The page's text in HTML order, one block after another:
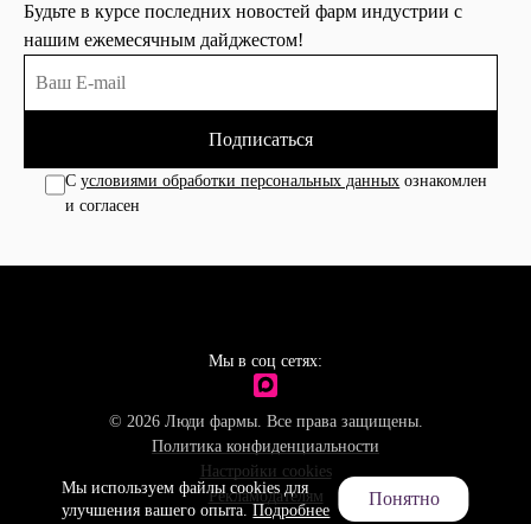
Будьте в курсе последних новостей фарм индустрии с
нашим ежемесячным дайджестом!
Подписаться
Сусловиями обработки персональных данных ознакомлен
и согласен
Мы в соц сетях:
© 2026 Люди фармы. Все права защищены.
Политика конфиденциальности
Настройки cookies
Рекламодателям
Мы используем файлы cookies для
улучшения вашего опыта.Подробнее
Понятно